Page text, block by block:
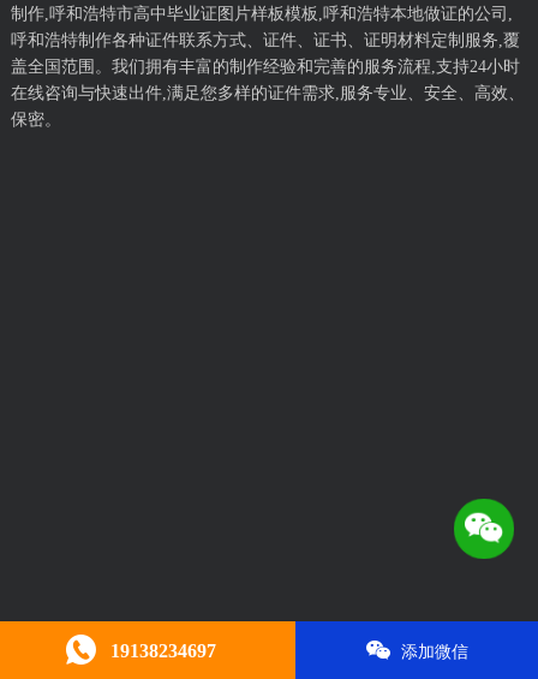
制作,呼和浩特市高中毕业证图片样板模板,呼和浩特本地做证的公司,
呼和浩特制作各种证件联系方式、证件、证书、证明材料定制服务,覆
盖全国范围。我们拥有丰富的制作经验和完善的服务流程,支持24小时
在线咨询与快速出件,满足您多样的证件需求,服务专业、安全、高效、
保密。
19138234697 添加微信